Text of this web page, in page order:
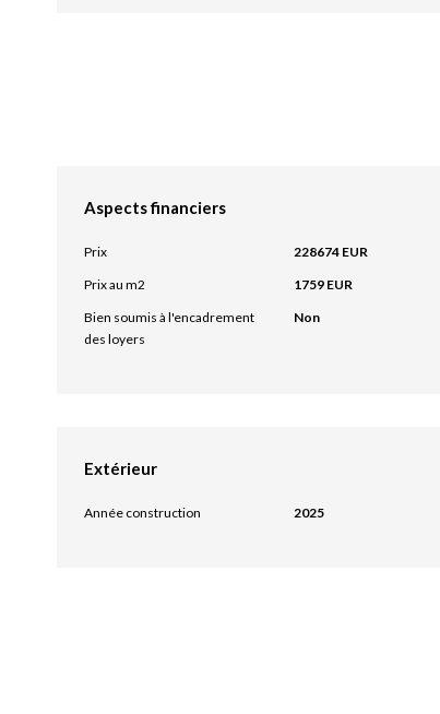
Aspects financiers
Prix
228674 EUR
Prix au m2
1759 EUR
Bien soumis à l'encadrement
des loyers
Non
Extérieur
Année construction 2025